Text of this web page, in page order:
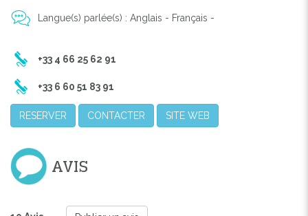
Langue(s) parlée(s) : Anglais - Français -
+33 4 66 25 62 91
+33 6 60 51 83 91
RESERVER CONTACTER SITE WEB
AVIS